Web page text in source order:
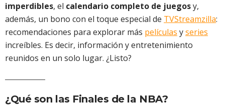
imperdibles, el calendario completo de juegosy,
además, un bono con el toque especial de TVStreamzilla:
recomendaciones para explorar más películas yseries
increíbles. Es decir, información y entretenimiento
reunidos en un solo lugar. ¿Listo?
¿Qué son las Finales de la NBA?